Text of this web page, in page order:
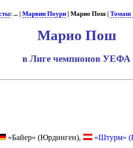
: ... | Марвин Поури| Марио Пош | Томаш
Марио Пош
в Лиге чемпионов УЕФА
«Байер» (Юрдинген), «Штурм»